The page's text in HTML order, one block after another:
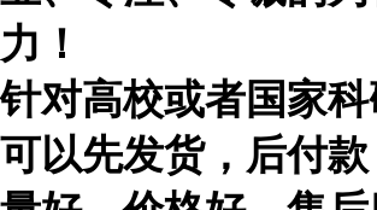
力！
针对高校或者国家科
可以先发货，后付